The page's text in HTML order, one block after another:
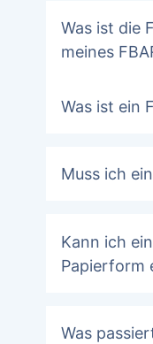
Was ist die
meines
Was ist ein
Muss ich
Kann ich
Papierform
Was